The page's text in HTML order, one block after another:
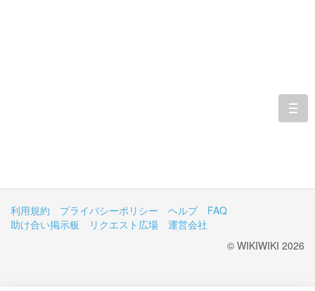
利用規約 プライバシーポリシー ヘルプ
FAQ
助け合い掲示板
リクエスト広場
運営会社
© WIKIWIKI 2026